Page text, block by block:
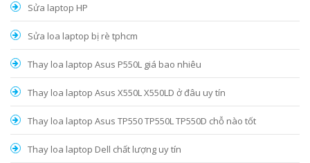
Sửa laptop HP
Sửa loa laptop bị rè tphcm
Thay loa laptop Asus P550L giá bao nhiêu
Thay loa laptop Asus X550L X550LD ở đâu uy tín
Thay loa laptop Asus TP550 TP550L TP550D chỗ nào tốt
Thay loa laptop Dell chất lượng uy tín